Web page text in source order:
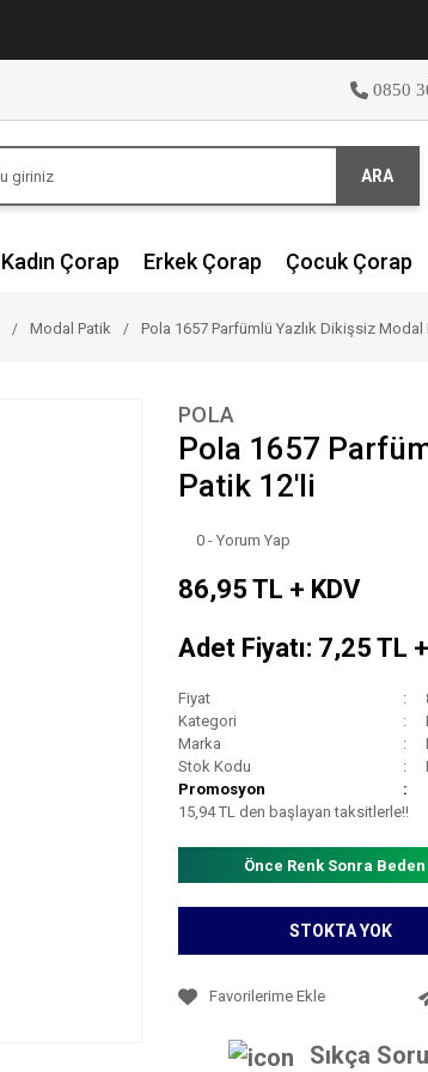
0850
ARA
Kadın Çorap Erkek Çorap Çocuk Çorap
Modal Patik Pola 1657 Parfümlü Yazlık Dikişsiz Modal
POLA
Pola 1657
Patik 12'li
0 - Yorum Yap
86,95 TL + KDV
Adet Fiyatı: 7,25 TL
Fiyat
Kategori
Marka
Stok Kodu
Promosyon
15,94 TL den başlayan taksitlerle!!
Önce Renk Sonra
STOKTA YOK
Sıkça